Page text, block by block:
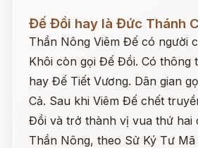
Đọc ngay
Đế Đồi hay là Đức Thánh
Thần Nông Viêm Đế có người
Khôi còn gọi Đế Đồi. Có thông
hay Đế Tiết Vương. Dân gian
Cả. Sau khi Viêm Đế chết
Đồi và trở thành vị vua thứ hai
Thần Nông, theo Sử Ký Tư